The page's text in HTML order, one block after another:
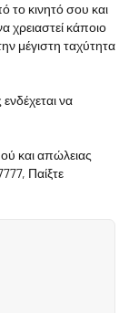
το κινητό σου και
χρειαστεί κάποιο
μέγιστη ταχύτητα
να
και απώλειας
Παίξτε